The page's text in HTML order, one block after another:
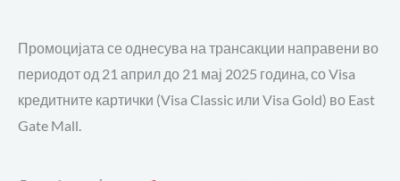
Промоцијата се однесува на трансакции направени во
периодот од 21 април до 21 мај 2025 година, со Visa
кредитните картички (Visa Classic или Visa Gold) во East
Gate Mall.